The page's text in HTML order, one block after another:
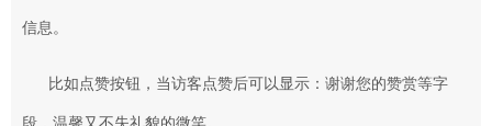
信息。
比如点赞按钮，当访客点赞后可以显示：谢谢您的赞赏等字